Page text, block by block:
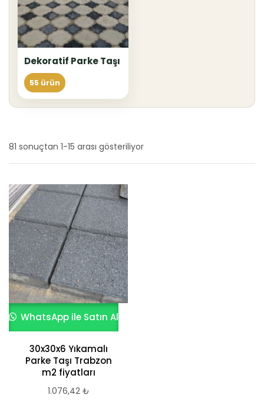
Dekoratif Parke Taşı
55 ürün
81 sonuçtan 1-15 arası gösteriliyor
yeniye
WhatsApp ile Satın Al
30x30x6 Yıkamalı
Parke Taşı Trabzon
m2 fiyatları
1.076,42 ₺